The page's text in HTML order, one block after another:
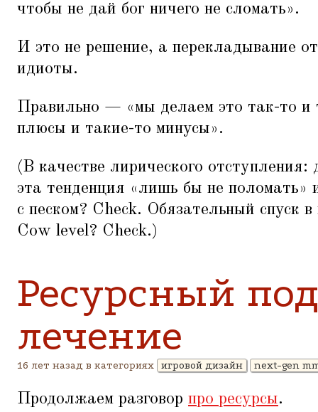
чтобы не дай бог ничего не сломать».
И это не решение, а перекладывание
идиоты.
Правильно — «мы делаем это так-то и
плюсы и такие-то минусы».
(В качестве лирического
эта тенденция «лишь бы не поломать»
с песком? Check. Обязательный спуск
Cow level? Check.)
Ресурсный
лечение
16 лет назад в категориях игровой дизайн next-gen
Продолжаем разговор про ресурсы.